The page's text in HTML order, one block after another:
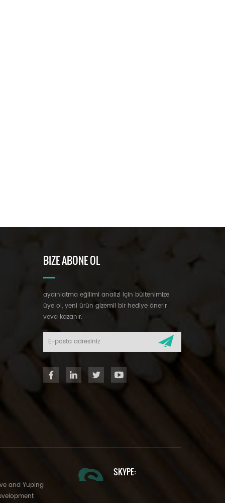
BIZE ABONE OL
aydınlatma eğilimi analizi için bültenimize
üye ol, yeni ürün gizemli bir hediye önerir
veya kazanır.
and Yuping
SKYPE: